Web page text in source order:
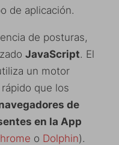
de aplicación.
de posturas,
JavaScript. El
un motor
que los
de
en la App
o Dolphin).